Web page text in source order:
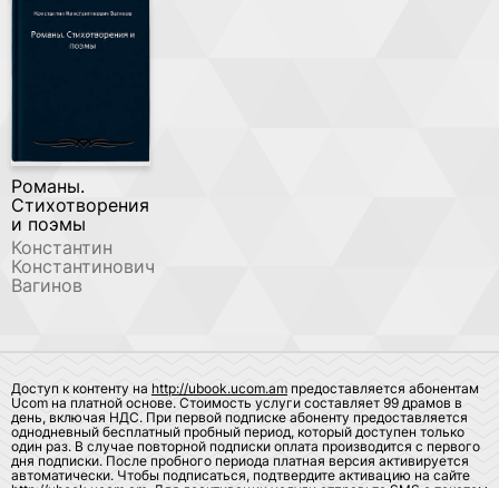
Романы.
Стихотворения
и поэмы
Константин
Константинович
Вагинов
Доступ к контенту на http://ubook.ucom.am предоставляется абонентам
Ucom на платной основе. Стоимость услуги составляет 99 драмов в
день, включая НДС. При первой подписке абоненту предоставляется
однодневный бесплатный пробный период, который доступен только
один раз. В случае повторной подписки оплата производится с первого
дня подписки. После пробного периода платная версия активируется
автоматически. Чтобы подписаться, подтвердите активацию на сайте